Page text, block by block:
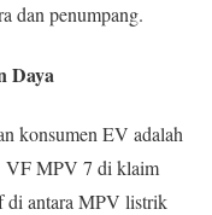
dan penumpang.
Daya
konsumen EV adalah
VF MPV 7 di klaim
di antara MPV listrik